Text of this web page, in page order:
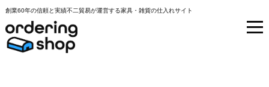
創業60年の信頼と実績不二貿易が運営する家具・雑貨の仕入れサイト